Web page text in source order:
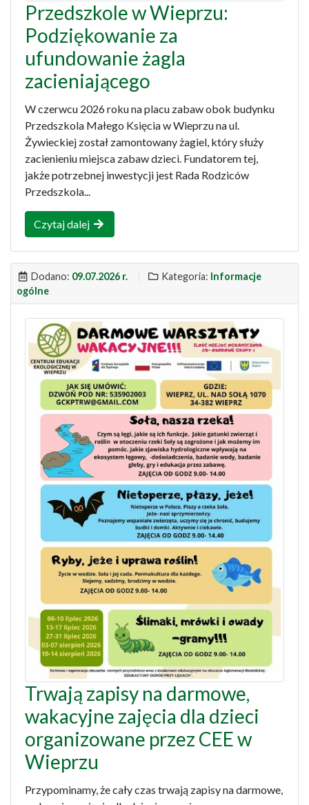
Przedszkole w Wieprzu:
Podziękowanie za
ufundowanie żagla
zacieniającego
W czerwcu 2026 roku na placu zabaw obok budynku
Przedszkola Małego Księcia w Wieprzu na ul.
Żywieckiej został zamontowany żagiel, który służy
zacienieniu miejsca zabaw dzieci. Fundatorem tej,
jakże potrzebnej inwestycji jest Rada Rodziców
Przedszkola...
Czytaj dalej
Dodano: 09.07.2026 r. Kategoria: Informacje
ogólne
Trwają zapisy na darmowe,
wakacyjne zajęcia dla dzieci
organizowane przez CEE w
Wieprzu
Przypominamy, że cały czas trwają zapisy na darmowe,